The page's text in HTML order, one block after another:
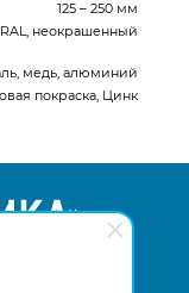
125 – 250 мм
RAL, неокрашенный
медь, алюминий
покраска, Цинк